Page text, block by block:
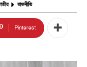
রাজনীতি
Pinterest